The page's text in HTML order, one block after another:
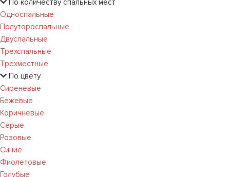
По количеству спальных мест
Односпальные
Полутороспальные
Двуспальные
Трехспальные
Трехместные
По цвету
Сиреневые
Бежевые
Коричневые
Серые
Розовые
Синие
Фиолетовые
Голубые